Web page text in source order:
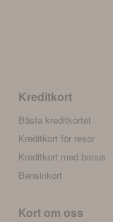
Kreditkort
Bästa kreditkortet
Kreditkort för resor
Kreditkort med bonus
Bensinkort
Kort om oss